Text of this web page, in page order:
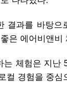
결과를 바탕
은 에어비앤비
는 체험은 지난
컬 경험을 중심